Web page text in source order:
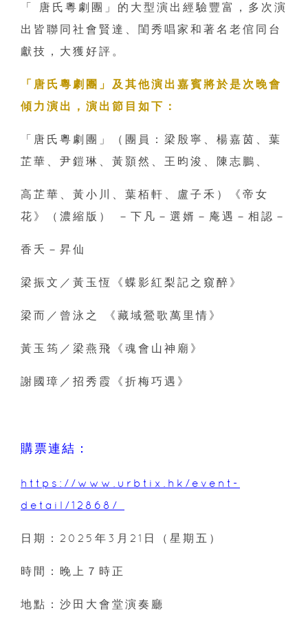
「 唐氏粵劇團」的大型演出經驗豐富，多次演
出皆聯同社會賢達、閨秀唱家和著名老倌同台
獻技，大獲好評。
「唐氏粵劇團」及其他演出嘉賓將於是次晚會
傾力演出，演出節目如下：
「唐氏粵劇團」（團員：梁殷寧、楊嘉茵、葉
芷華、尹鎧琳、黃顥然、王昀浚、陳志鵬、
高芷華、黃小川、葉栢軒、盧子禾）《帝女
花》（濃縮版） －下凡－選婿－庵遇－相認－
香夭－昇仙
梁振文／黃玉恆《蝶影紅梨記之窺醉》
梁而／曾泳之 《藏域鶯歌萬里情》
黃玉筠／梁燕飛《魂會山神廟》
謝國璋／招秀霞《折梅巧遇》
購票連結：
https://www.urbtix.hk/event-
detail/12868/
日期：2025年3月21日（星期五）
時間：晚上７時正
地點：沙田大會堂演奏廳